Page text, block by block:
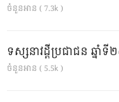
ចំនួនអាន ( 7.3k )
ទស្សនាវដ្ដីប្រជាជន ឆ្ន
ចំនួនអាន ( 5.5k )